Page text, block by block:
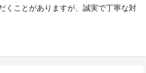
くことがありますが、誠実で丁寧な対